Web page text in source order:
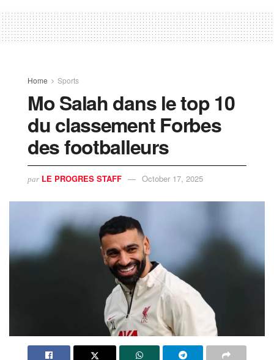
Home Sports
Mo Salah dans le top 10
du classement Forbes
des footballeurs
par LE PROGRES STAFF October 17, 2025